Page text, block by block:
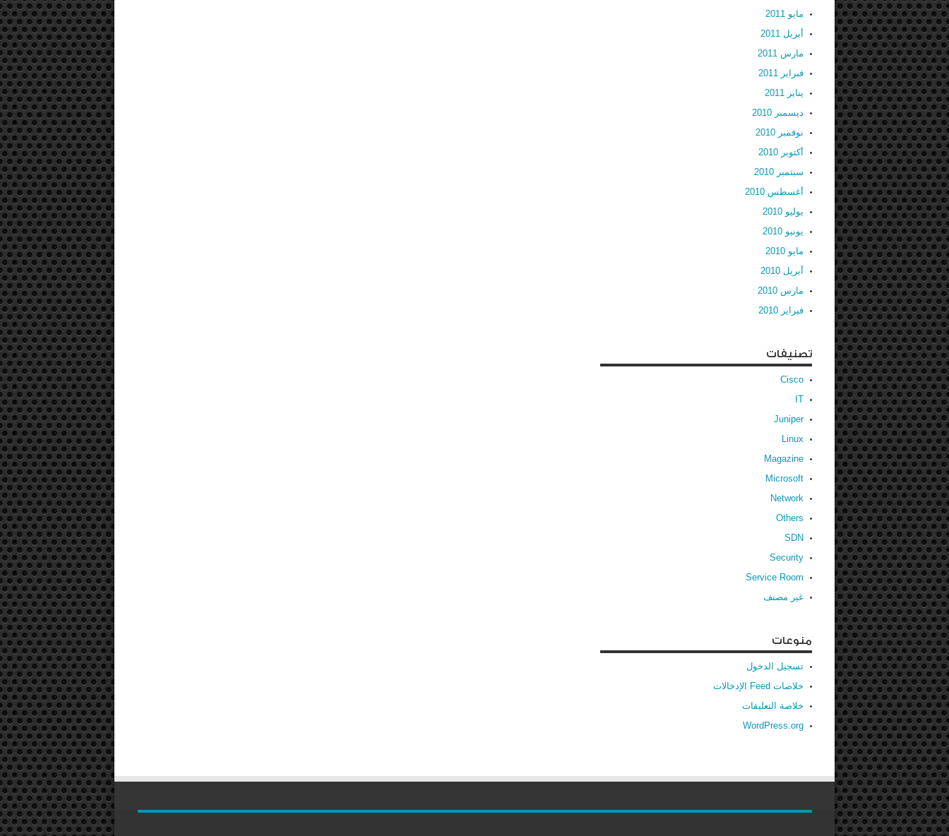
مايو 2011
أبريل 2011
مارس 2011
فبراير 2011
يناير 2011
ديسمبر 2010
نوفمبر 2010
أكتوبر 2010
سبتمبر 2010
أغسطس 2010
يوليو 2010
يونيو 2010
مايو 2010
أبريل 2010
مارس 2010
فبراير 2010
تصنيفات
Cisco
IT
Juniper
Linux
Magazine
Microsoft
Network
Others
SDN
Security
Service Room
غير مصنف
منوعات
تسجيل الدخول
خلاصات Feed الإدخالات
خلاصة التعليقات
WordPress.org